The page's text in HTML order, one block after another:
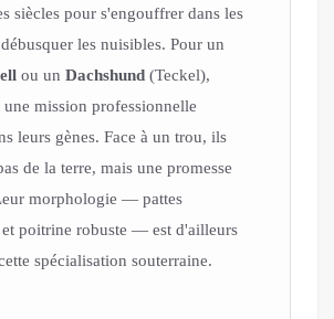
siècles pour s'engouffrer dans les
les nuisibles. Pour un
ou un Dachshund (Teckel),
une mission professionnelle
leurs gènes. Face à un trou, ils
de la terre, mais une promesse
morphologie — pattes
et poitrine robuste — est d'ailleurs
spécialisation souterraine.